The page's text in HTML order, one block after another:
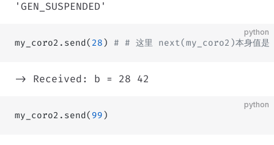
'GEN_SUSPENDED'
python
my_coro2.send( 28 ) # # 这里 next(my_coro2)本身值
-> Received: b = 28 42
python
my_coro2.send( 99 )